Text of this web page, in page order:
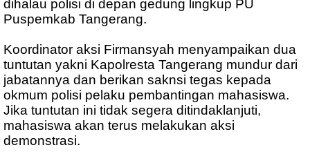
dihalau polisi di depan gedung lingkup PU
Puspemkab Tangerang.
Koordinator aksi Firmansyah menyampaikan dua
tuntutan yakni Kapolresta Tangerang mundur dari
jabatannya dan berikan saknsi tegas kepada
okmum polisi pelaku pembantingan mahasiswa.
Jika tuntutan ini tidak segera ditindaklanjuti,
mahasiswa akan terus melakukan aksi
demonstrasi.